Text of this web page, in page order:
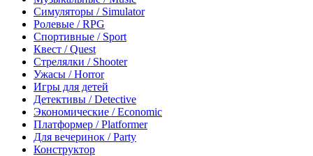
Симуляторы / Simulator
Ролевые / RPG
Спортивные / Sport
Квест / Quest
Стрелялки / Shooter
Ужасы / Horror
Игры для детей
Детективы / Detective
Экономические / Economic
Платформер / Platformer
Для вечеринок / Party
Конструктор